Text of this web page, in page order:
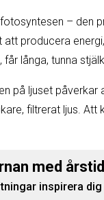
– den
producera
får långa, tunna
på ljuset
filtrerat ljus. Att
med
inspirera